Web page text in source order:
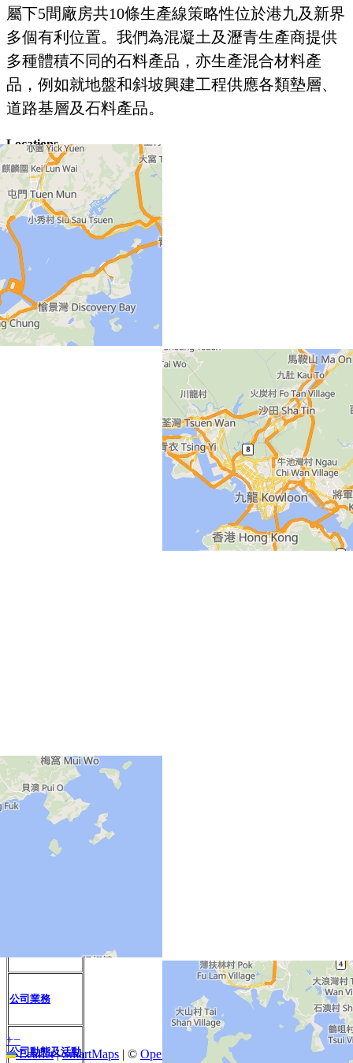
屬下5間廠房共10條生產線策略性位於港九及新界
多個有利位置。我們為混凝土及瀝青生產商提供
多種體積不同的石料產品，亦生產混合材料產
品，例如就地盤和斜坡興建工程供應各類墊層、
道路基層及石料產品。
Locations
+−
Leaflet | SmartMaps | © OpenStreetMap
More info by clicking the pins
公司業務
公司動態及活動